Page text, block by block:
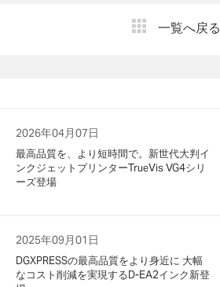
一覧へ戻る
2026年04月07日
最高品質を、より短時間で。新世代大判イ
ンクジェットプリンターTrueVis VG4シリ
ーズ登場
2025年09月01日
DGXPRESSの最高品質をより身近に 大幅
なコスト削減を実現するD-EA2インク新登